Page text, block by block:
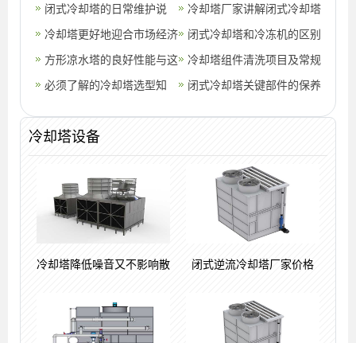
局势,冷却塔噪音环保规定
是多少
高,冷却塔冷却效率不够的
解决方法
闭式冷却塔的日常维护说
明,闭式冷却塔的详细介绍
冷却塔厂家讲解闭式冷却塔
的周期运行有哪些方法,冷
却塔十大厂家排名
冷却塔更好地迎合市场经济
的发展步伐及治理噪音
闭式冷却塔和冷冻机的区别
是什么？,闭式冷却塔生产
厂家电话
方形凉水塔的良好性能与这
些工作有关,方形凉水塔结
冷却塔组件清洗项目及常规
检查,冷却塔清洗报价单
必须了解的冷却塔选型知
闭式冷却塔关键部件的保养
冷却塔设备
冷却塔降低噪音又不影响散 闭式逆流冷却塔厂家价格